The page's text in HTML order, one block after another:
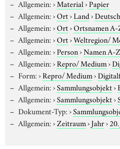
Allgemein:›Material›Papier
Allgemein:›Ort›Land›
Allgemein:›Ort›Ortsnamen
Allgemein:›Ort›Weltregion/
Allgemein:›Person›Namen A-Z
Allgemein:›Repro/ Medium›
Form:›Repro/ Medium›
Allgemein:›Sammlungsobjekt›
Allgemein:›Sammlungsobjekt›
Dokument-Typ:›
Allgemein:›Zeitraum›Jahr›